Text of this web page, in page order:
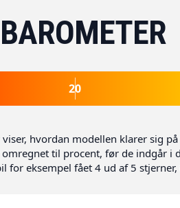
20
viser, hvordan modellen klarer sig
til procent, før de indgår i
for eksempel fået 4 ud af 5